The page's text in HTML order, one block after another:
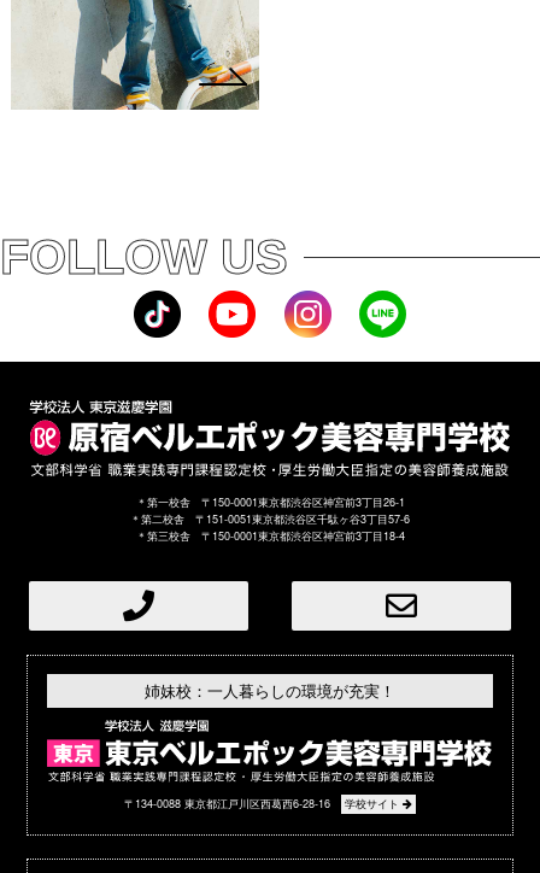
FOLLOW US
＊第一校舎 〒150-0001東京都渋谷区神宮前3丁目26-1
＊第二校舎 〒151-0051東京都渋谷区千駄ヶ谷3丁目57-6
＊第三校舎 〒150-0001東京都渋谷区神宮前3丁目18-4
姉妹校：一人暮らしの環境が充実！
〒134-0088 東京都江戸川区西葛西6-28-16 学校サイト